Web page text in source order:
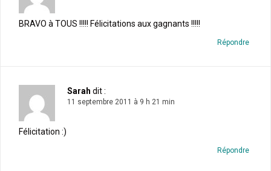
BRAVO à TOUS !!!!! Félicitations aux gagnants !!!!!
Répondre
Sarah dit :
11 septembre 2011 à 9 h 21 min
Félicitation :)
Répondre